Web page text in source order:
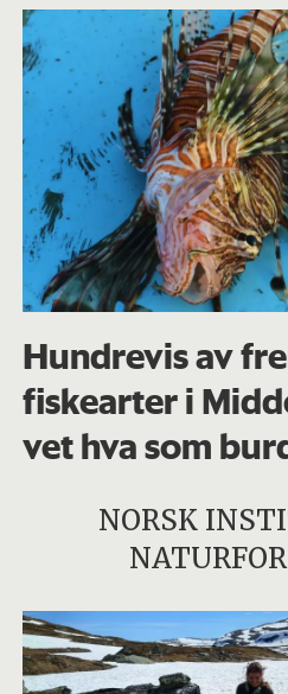
Hundrevis av
fiskearter i
vet hva som
NORSK